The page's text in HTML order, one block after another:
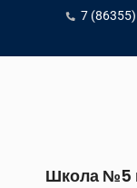
content
7
Школа №5